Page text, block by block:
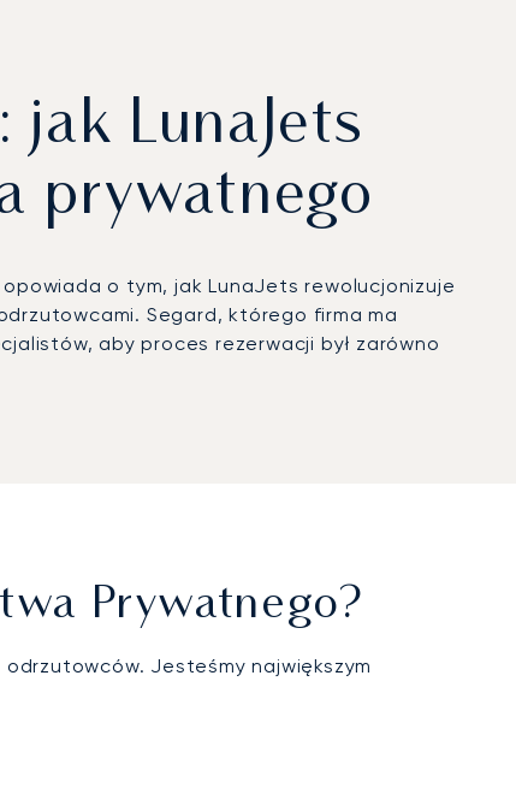
LunaJets
prywatnego
o tym, jak LunaJets rewolucjonizuje
Segard, którego firma ma
aby proces rezerwacji był zarówno
Prywatnego?
Jesteśmy największym